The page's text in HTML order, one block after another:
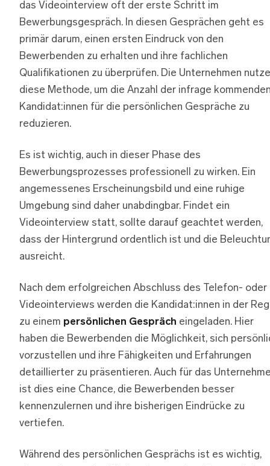
das Videointerview oft der erste Schritt im
Bewerbungsgespräch. In diesen Gesprächen geht es
primär darum, einen ersten Eindruck von den
Bewerbenden zu erhalten und ihre fachlichen
Qualifikationen zu überprüfen. Die Unternehmen
diese Methode, um die Anzahl der infrage
Kandidat:innen für die persönlichen Gespräche zu
reduzieren.
Es ist wichtig, auch in dieser Phase des
Bewerbungsprozesses professionell zu wirken. Ein
angemessenes Erscheinungsbild und eine ruhige
Umgebung sind daher unabdingbar. Findet ein
Videointerview statt, sollte darauf geachtet werden,
dass der Hintergrund ordentlich ist und die
ausreicht.
Nach dem erfolgreichen Abschluss des Telefon- oder
Videointerviews werden die Kandidat:innen in der
zu einem persönlichen Gespräch eingeladen. Hier
haben die Bewerbenden die Möglichkeit, sich
vorzustellen und ihre Fähigkeiten und Erfahrungen
detaillierter zu präsentieren. Auch für das
ist dies eine Chance, die Bewerbenden besser
kennenzulernen und ihre bisherigen Eindrücke zu
vertiefen.
Während des persönlichen Gesprächs ist es wichtig,